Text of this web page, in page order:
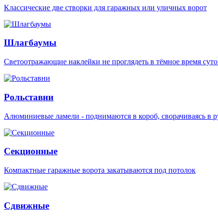
Классические две створки для гаражных или уличных ворот
Шлагбаумы
Светоотражающие наклейки не проглядеть в тёмное время
Рольставни
Алюминиевые ламели - поднимаются в короб, сворачиваясь в
Секционные
Компактные гаражные ворота закатываются под потолок
Сдвижные